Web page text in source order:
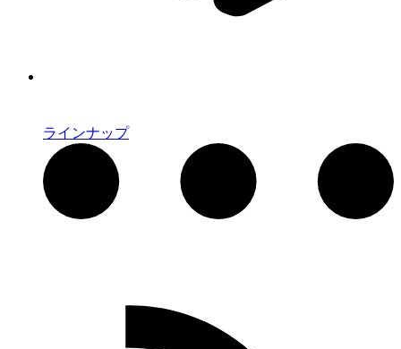
ラインナップ